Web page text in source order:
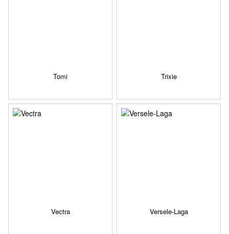
Tomi Trixie
Vectra Versele-Laga